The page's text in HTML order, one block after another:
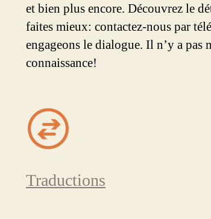
et bien plus encore. Découvrez le
faites mieux: contactez-nous par
engageons le dialogue. Il n’y a pas
connaissance!
Traductions